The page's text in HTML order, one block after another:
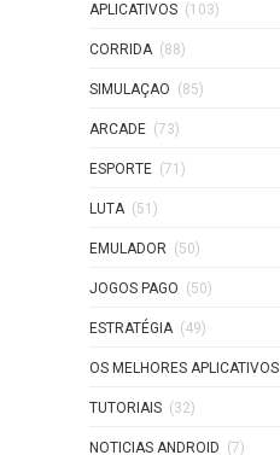
APLICATIVOS (103)
CORRIDA (88)
SIMULAÇAO (85)
ARCADE (73)
ESPORTE (71)
LUTA (51)
EMULADOR (50)
JOGOS PAGO (50)
ESTRATÉGIA (49)
OS MELHORES APLICATIVOS
TUTORIAIS (32)
NOTICIAS ANDROID (7)